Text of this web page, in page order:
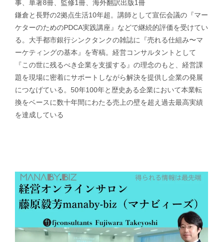
事、単著8冊、監修1冊、海外翻訳出版1冊
鎌倉と長野の2拠点生活10年超。講師として宣伝会議の『マー
ケターのためのPDCA実践講座』などで継続的評価を受けてい
る。大手都市銀行シンクタンクの雑誌に『売れる仕組み〜マ
ーケティングの基本』を寄稿。経営コンサルタントとして
『この世に残るべき企業を支援する』の理念のもと、経営課
題を現場に密着にサポートしながら解決を提供し企業の発展
につなげている。50年100年と歴史ある企業において本業転
換をベースに数十年間にわたる売上の壁を超え過去最高実績
を達成している